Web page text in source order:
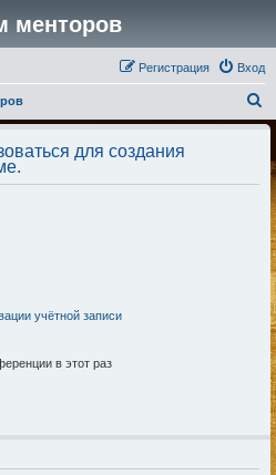
менторов
Вход
Регистрация
о
для создания
учётной записи
в этот раз